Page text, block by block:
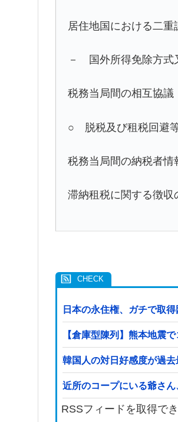
居住地国における二重
－ 国外所得免除方式
税務当局間の相互協
○ 脱税及び租税回避
税務当局間の納税者
滞納租税に関する徴収
日本の永住権、ガチで取
【倉庫型陳列】熊本地震
韓国人の対日好感度が過
近所のコープにいる爺さ
RSSフィードを取得で